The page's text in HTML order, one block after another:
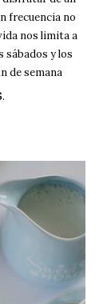
frecuencia no
nos limita a
sábados y los
de semana
.